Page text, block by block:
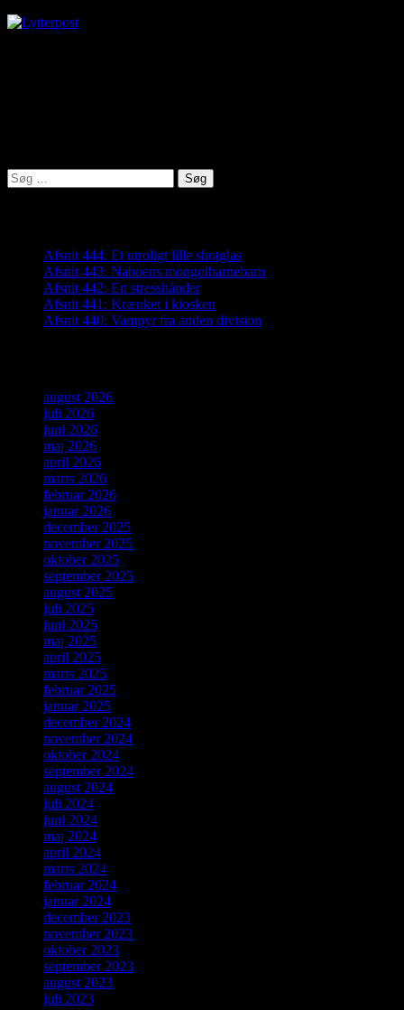
Søg
efter:
Afsnit 444: Et utroligt lille shotglas
Afsnit 443: Naboens mongolbarnebarn
Afsnit 442: En stresshånder
Afsnit 441: Krænket i kiosken
Afsnit 440: Vampyr fra anden division
august 2026
juli 2026
juni 2026
maj 2026
april 2026
marts 2026
februar 2026
januar 2026
december 2025
november 2025
oktober 2025
september 2025
august 2025
juli 2025
juni 2025
maj 2025
april 2025
marts 2025
februar 2025
januar 2025
december 2024
november 2024
oktober 2024
september 2024
august 2024
juli 2024
juni 2024
maj 2024
april 2024
marts 2024
februar 2024
januar 2024
december 2023
november 2023
oktober 2023
september 2023
august 2023
juli 2023